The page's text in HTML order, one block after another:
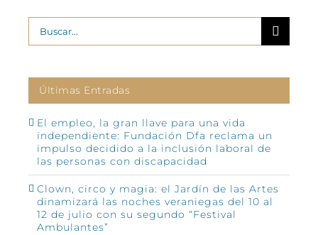
Buscar:
Últimas Entradas
El empleo, la gran llave para una vida
independiente: Fundación Dfa reclama un
impulso decidido a la inclusión laboral de
las personas con discapacidad
Clown, circo y magia: el Jardín de las Artes
dinamizará las noches veraniegas del 10 al
12 de julio con su segundo “Festival
Ambulantes”